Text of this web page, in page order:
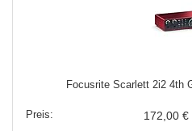
Focusrite Scarlett 2i2 4th
172,00 €